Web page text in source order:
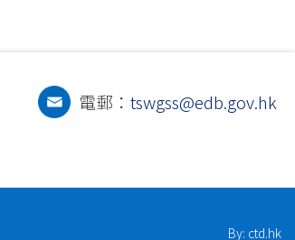
電郵： tswgss@edb.gov.hk
By: ctd.hk